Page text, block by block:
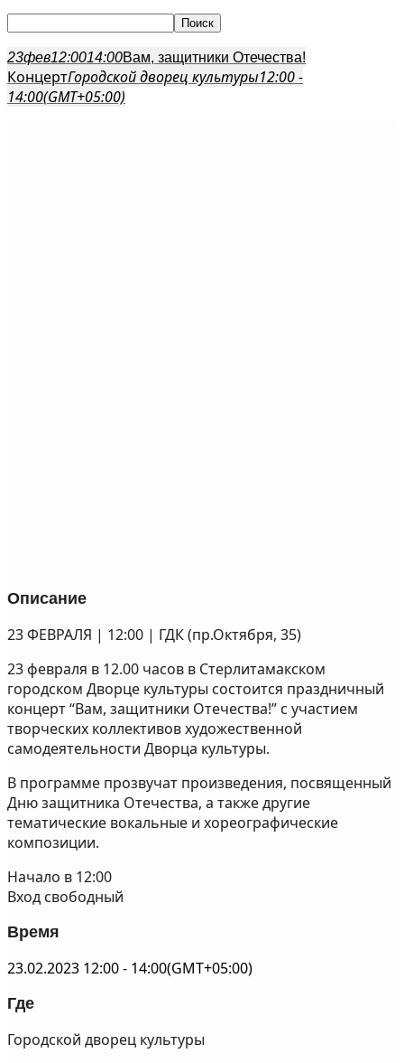
23фев12:0014:00Вам, защитники Отечества!
КонцертГородской дворец культуры12:00 -
14:00(GMT+05:00)
Описание
23 ФЕВРАЛЯ | 12:00 | ГДК (пр.Октября, 35)
23 февраля в 12.00 часов в Стерлитамакском
городском Дворце культуры состоится праздничный
концерт “Вам, защитники Отечества!” с участием
творческих коллективов художественной
самодеятельности Дворца культуры.
В программе прозвучат произведения, посвященный
Дню защитника Отечества, а также другие
тематические вокальные и хореографические
композиции.
Начало в 12:00
Вход свободный
Время
23.02.2023 12:00- 14:00(GMT+05:00)
Где
Городской дворец культуры